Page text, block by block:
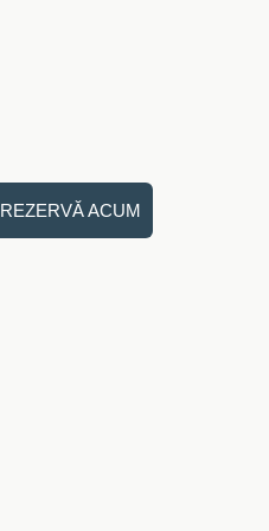
REZERVĂ ACUM